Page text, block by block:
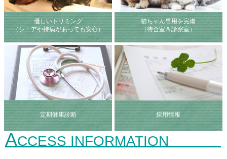
優しいトリミング
（シニアや持病があっても安心）
猫ちゃん専用を完備
（待合室＆診察室）
定期健康診断 採用情報
ACCESS INFORMATION